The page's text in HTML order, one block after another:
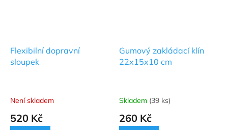
Flexibilní dopravní
sloupek
Průměrné
hodnocení
produktu
Není skladem
520 Kč
Gumový zakládací klín
22x15x10 cm
Průměrné
hodnocení
produktu
Skladem (39 ks)
260 Kč